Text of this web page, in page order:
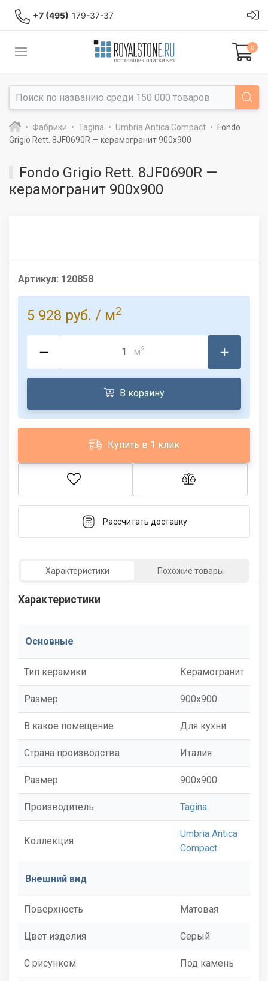
+7 (495) 179-37-37
0
Фабрики Tagina Umbria Antica Compact
Fondo
Grigio Rett. 8JF0690R — керамогранит 900x900
Fondo Grigio Rett. 8JF0690R —
керамогранит 900x900
Артикул: 120858
5 928 руб. / м2
м2
В корзину
Купить в 1 клик
Рассчитать доставку
Характеристики Похожие товары
Характеристики
Основные
Тип керамики Керамогранит
Размер 900x900
В какое помещение Для кухни
Страна производства Италия
Размер 900x900
Производитель Tagina
Коллекция
Umbria Antica
Compact
Внешний вид
Поверхность Матовая
Цвет изделия Серый
С рисунком Под камень